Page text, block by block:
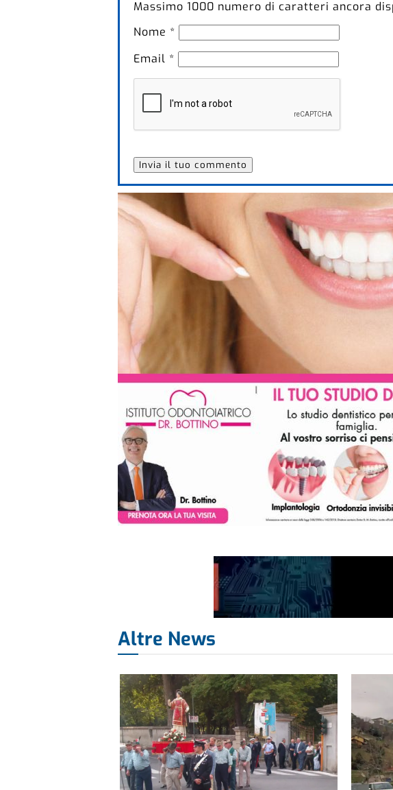
Massimo 1000 numero di caratteri ancora
Nome *
Email *
Altre News